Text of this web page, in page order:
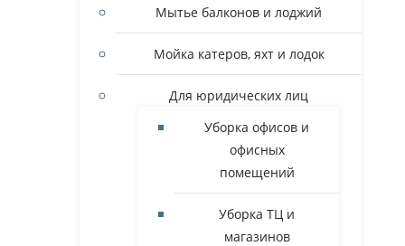
Мытье балконов и лоджий
Мойка катеров, яхт и лодок
Для юридических лиц
Уборка офисов и
офисных
помещений
Уборка ТЦ и
магазинов